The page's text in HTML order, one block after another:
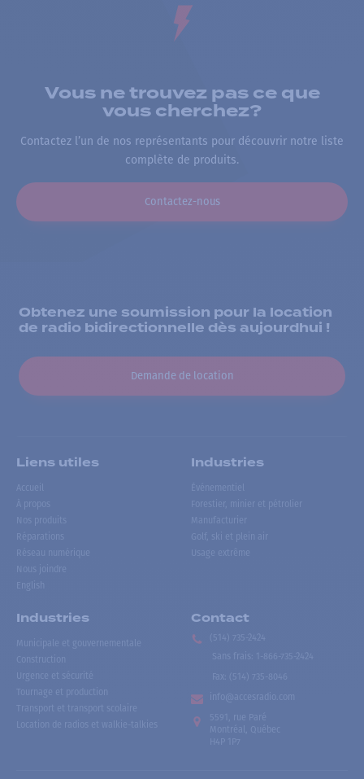
Vous ne trouvez pas ce que
vous cherchez?
Contactez l’un de nos représentants pour découvrir notre liste
complète de produits.
Contactez-nous
Obtenez une soumission pour la location
de radio bidirectionnelle dès aujourdhui !
Demande de location
Liens utiles
Accueil
À propos
Nos produits
Réparations
Réseau numérique
Nous joindre
English
Industries
Événementiel
Forestier, minier et pétrolier
Manufacturier
Golf, ski et plein air
Usage extrême
Industries
Municipale et gouvernementale
Construction
Urgence et sécurité
Tournage et production
Transport et transport scolaire
Location de radios et walkie-talkies
Contact
(514) 735-2424
Sans frais
1-866-735-2424
Fax:
(514) 735-8046
info@accesradio.com
5591, rue Paré
Montréal, Québec
H4P 1P7